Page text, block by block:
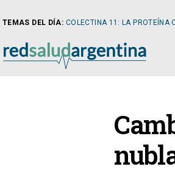
TEMAS DEL DÍA: COLECTINA 11: LA PROTEÍNA